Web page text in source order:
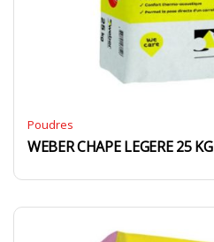
Poudres
WEBER CHAPE LEGERE 25 KG